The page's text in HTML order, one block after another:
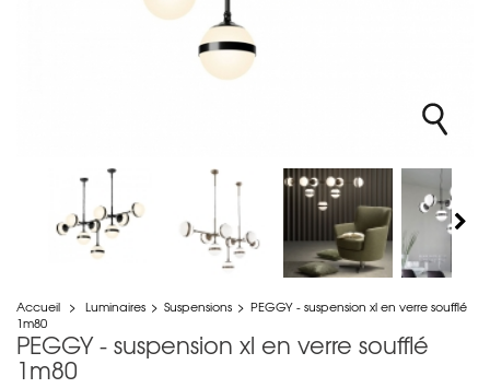
Accueil > Luminaires > Suspensions > PEGGY - suspension xl en verre soufflé
1m80
PEGGY - suspension xl en verre soufflé
1m80